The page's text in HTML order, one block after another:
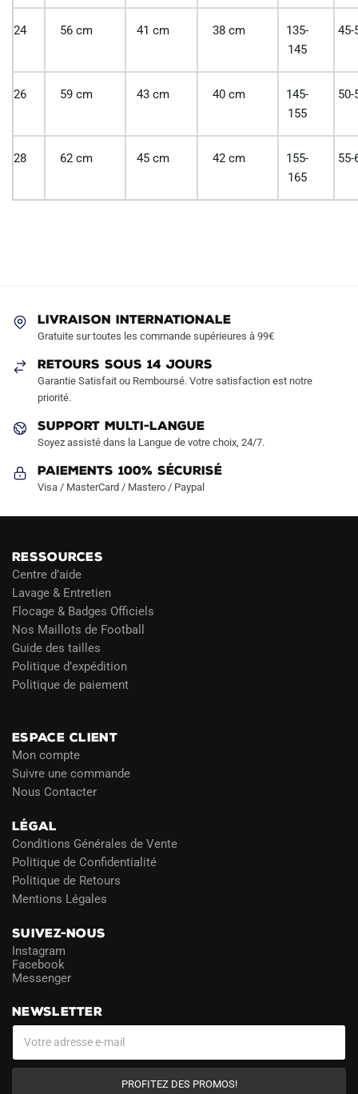
24 56 cm 41 cm 38 cm
135-
145
45-
26 59 cm 43 cm 40 cm
145-
155
50-
28 62 cm 45 cm 42 cm
155-
165
55-
LIVRAISON INTERNATIONALE
Gratuite sur toutes les commande supérieures à 99€
RETOURS SOUS 14 JOURS
Garantie Satisfait ou Remboursé. Votre satisfaction est notre
priorité.
SUPPORT MULTI-LANGUE
Soyez assisté dans la Langue de votre choix, 24/7.
Paiements 100% Sécurisé
Visa / MasterCard / Mastero / Paypal
RESSOURCES
Centre d’aide
Lavage & Entretien
Flocage & Badges Officiels
Nos Maillots de Football
Guide des tailles
Politique d’expédition
Politique de paiement
ESPACE CLIENT
Mon compte
Suivre une commande
Nous Contacter
LÉGAL
Conditions Générales de Vente
Politique de Confidentialité
Politique de Retours
Mentions Légales
SUIVEZ-NOUS
Instagram
Facebook
Messenger
NEWSLETTER
PROFITEZ DES PROMOS!